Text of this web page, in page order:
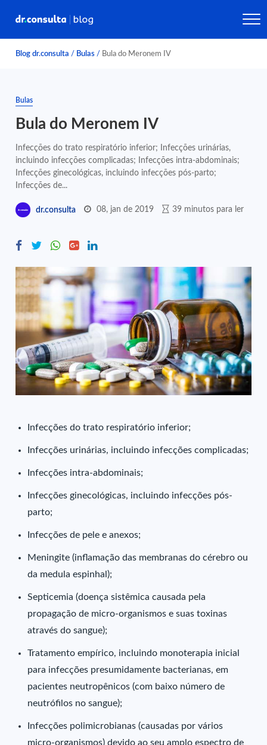
Blog dr.consulta / Bulas / Bula do Meronem IV
Bulas
Bula do Meronem IV
Infecções do trato respiratório inferior; Infecções urinárias,
incluindo infecções complicadas; Infecções intra-abdominais;
Infecções ginecológicas, incluindo infecções pós-parto;
Infecções de...
dr.consulta 08, jan de 2019 39 minutos para ler
Infecções do trato respiratório inferior;
Infecções urinárias, incluindo infecções complicadas;
Infecções intra-abdominais;
Infecções ginecológicas, incluindo infecções pós-
parto;
Infecções de pele e anexos;
Meningite (inflamação das membranas do cérebro ou
da medula espinhal);
Septicemia (doença sistêmica causada pela
propagação de micro-organismos e suas toxinas
através do sangue);
Tratamento empírico, incluindo monoterapia inicial
para infecções presumidamente bacterianas, em
pacientes neutropênicos (com baixo número de
neutrófilos no sangue);
Infecções polimicrobianas (causadas por vários
micro-organismos) devido ao seu amplo espectro de